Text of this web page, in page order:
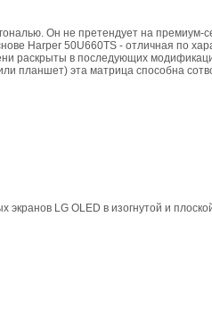
Он не претендует на премиум-
Harper 50U660TS - отличная по
раскрыты в последующих
планшет) эта матрица способна
LG OLED в изогнутой и